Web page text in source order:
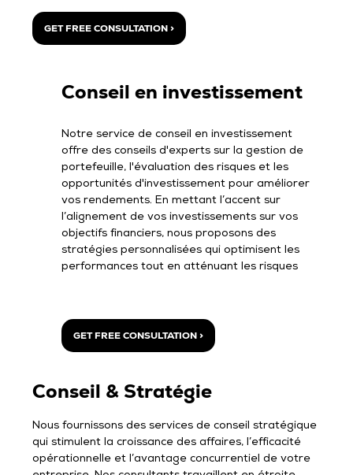
GET FREE CONSULTATION >
Conseil en investissement
Notre service de conseil en investissement
offre des conseils d'experts sur la gestion de
portefeuille, l'évaluation des risques et les
opportunités d'investissement pour améliorer
vos rendements. En mettant l’accent sur
l’alignement de vos investissements sur vos
objectifs financiers, nous proposons des
stratégies personnalisées qui optimisent les
performances tout en atténuant les risques
GET FREE CONSULTATION >
Conseil & Stratégie
Nous fournissons des services de conseil stratégique
qui stimulent la croissance des affaires, l’efficacité
opérationnelle et l’avantage concurrentiel de votre